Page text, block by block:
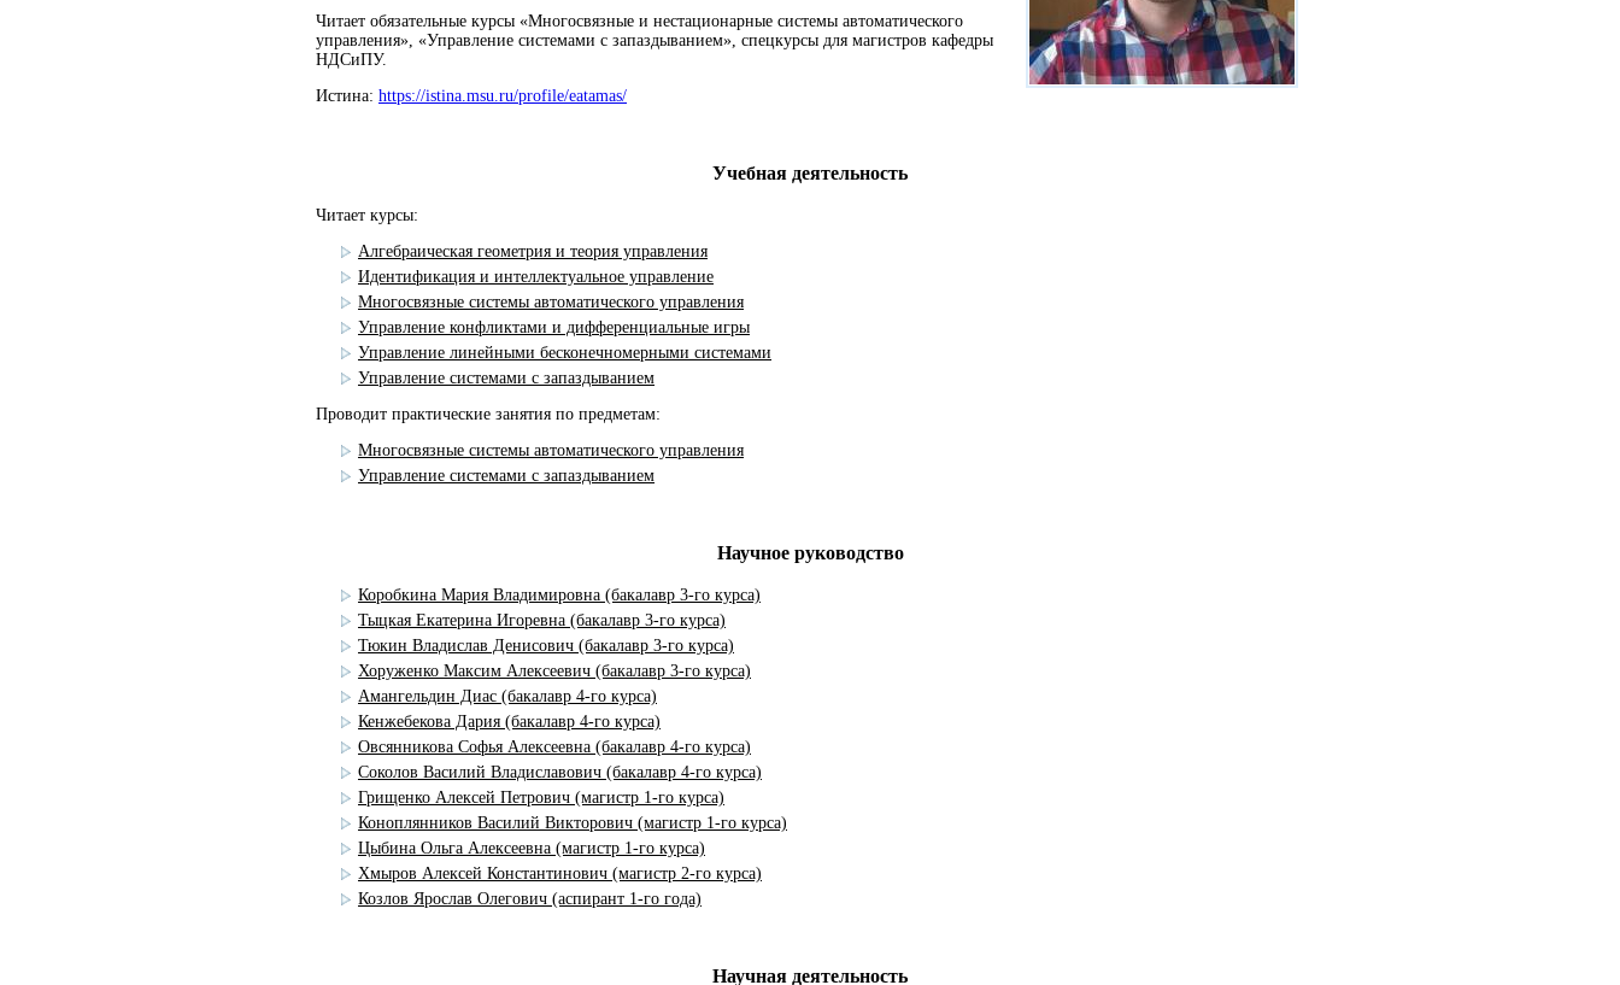
Читает обязательные курсы «Многосвязные и нестационарные системы автоматического
управления», «Управление системами с запаздыванием», спецкурсы для магистров кафедры
НДСиПУ.
Истина: https://istina.msu.ru/profile/eatamas/
Учебная деятельность
Читает курсы:
Алгебраическая геометрия и теория управления
Идентификация и интеллектуальное управление
Многосвязные системы автоматического управления
Управление конфликтами и дифференциальные игры
Управление линейными бесконечномерными системами
Управление системами с запаздыванием
Проводит практические занятия по предметам:
Многосвязные системы автоматического управления
Управление системами с запаздыванием
Научное руководство
Коробкина Мария Владимировна (бакалавр 3-го курса)
Тыцкая Екатерина Игоревна (бакалавр 3-го курса)
Тюкин Владислав Денисович (бакалавр 3-го курса)
Хоруженко Максим Алексеевич (бакалавр 3-го курса)
Амангельдин Диас (бакалавр 4-го курса)
Кенжебекова Дария (бакалавр 4-го курса)
Овсянникова Софья Алексеевна (бакалавр 4-го курса)
Соколов Василий Владиславович (бакалавр 4-го курса)
Грищенко Алексей Петрович (магистр 1-го курса)
Коноплянников Василий Викторович (магистр 1-го курса)
Цыбина Ольга Алексеевна (магистр 1-го курса)
Хмыров Алексей Константинович (магистр 2-го курса)
Козлов Ярослав Олегович (аспирант 1-го года)
Научная деятельность